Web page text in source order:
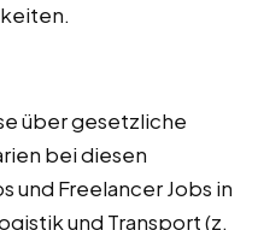
über gesetzliche
bei diesen
und Freelancer Jobs in
und Transport (z.